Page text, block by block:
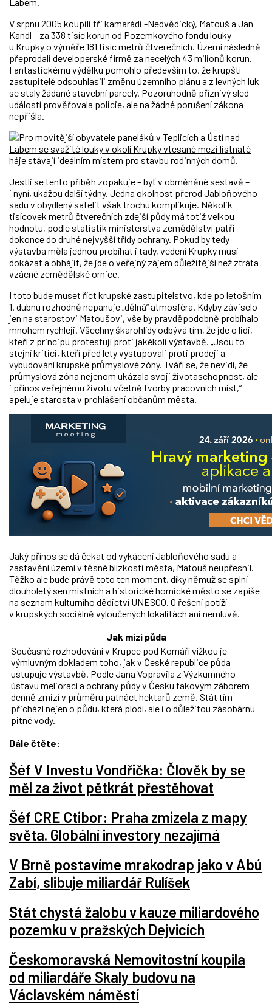
V srpnu 2005 koupili tři kamarádi -Nedvědický, Matouš a Jan
Kandl – za 338 tisíc korun od Pozemkového fondu louky
u Krupky o výměře 181 tisíc metrů čtverečních. Území následně
přeprodali developerské firmě za necelých 43 milionů korun.
Fantastickému výdělku pomohlo především to, že krupští
zastupitelé odsouhlasili změnu územního plánu a z levných luk
se staly žádané stavební parcely. Pozoruhodně příznivý sled
událostí prověřovala policie, ale na žádné porušení zákona
nepřišla.
Jestli se tento příběh zopakuje – byť v obměněné sestavě –
i nyní, ukážou další týdny. Jedna okolnost přerod Jabloňového
sadu v obydlený satelit však trochu komplikuje. Několik
tisícovek metrů čtverečních zdejší půdy má totiž velkou
hodnotu, podle statistik ministerstva zemědělství patří
dokonce do druhé nejvyšší třídy ochrany. Pokud by tedy
výstavba měla jednou probíhat i tady, vedení Krupky musí
dokázat a obhájit, že jde o veřejný zájem důležitější než ztráta
vzácné zemědělské ornice.
I toto bude muset říct krupské zastupitelstvo, kde po letošním
1. dubnu rozhodně nepanuje „dělná“ atmosféra. Kdyby záviselo
jen na starostovi Matoušovi, vše by pravděpodobně probíhalo
mnohem rychleji. Všechny škarohlídy odbývá tím, že jde o lidi,
kteří z principu protestují proti jakékoli výstavbě. „Jsou to
stejní kritici, kteří před lety vystupovali proti prodeji a
vybudování krupské průmyslové zóny. Tváří se, že nevidí, že
průmyslová zóna nejenom ukázala svoji životaschopnost, ale
i přínos veřejnému životu včetně tvorby pracovních míst,“
apeluje starosta v prohlášení občanům města.
Jaký přínos se dá čekat od vykácení Jabloňového sadu a
zastavění území v těsné blízkosti města, Matouš neupřesnil.
Těžko ale bude právě toto ten moment, díky němuž se splní
dlouholetý sen místních a historické hornické město se zapíše
na seznam kulturního dědictví UNESCO. O řešení potíží
v krupských sociálně vyloučených lokalitách ani nemluvě.
Jak mizí půda
Současné rozhodování v Krupce pod Komáří vížkou je
výmluvným dokladem toho, jak v České republice půda
ustupuje výstavbě. Podle Jana Vopravila z Výzkumného
ústavu meliorací a ochrany půdy v Česku takovým záborem
denně zmizí v průměru patnáct hektarů země. Stát tím
přichází nejen o půdu, která plodí, ale i o důležitou zásobárnu
pitné vody.
Dále čtěte:
Šéf V Investu Vondřička: Člověk by se
měl za život pětkrát přestěhovat
Šéf CRE Ctibor: Praha zmizela z mapy
světa. Globální investory nezajímá
V Brně postavíme mrakodrap jako v Abú
Zabí, slibuje miliardář Rulíšek
Stát chystá žalobu v kauze miliardového
pozemku v pražských Dejvicích
Českomoravská Nemovitostní koupila
od miliardáře Skaly budovu na
Václavském náměstí